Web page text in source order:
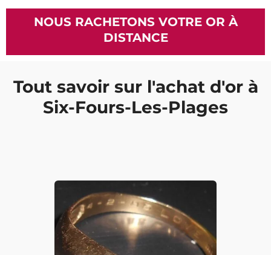
NOUS RACHETONS VOTRE OR À
DISTANCE
Tout savoir sur l'achat d'or à
Six-Fours-Les-Plages